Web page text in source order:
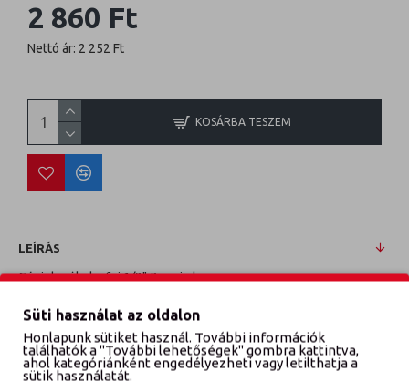
2 860 Ft
Nettó ár: 2 252 Ft
KOSÁRBA TESZEM
LEÍRÁS
Gépi dugókulcsfej 1/2" 7mm imbusz
VÉLEMÉNYEK
Süti használat az oldalon
Honlapunk sütiket használ. További információk
találhatók a "További lehetőségek" gombra kattintva,
ahol kategóriánként engedélyezheti vagy letilthatja a
sütik használatát.